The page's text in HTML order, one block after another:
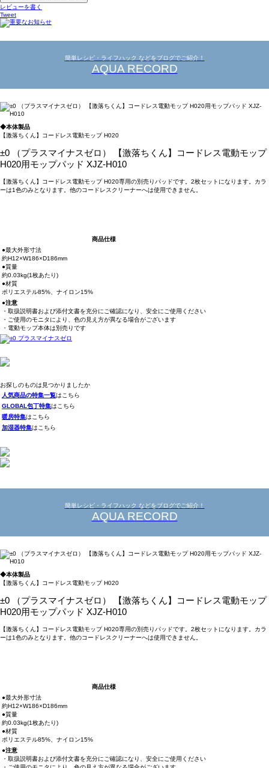
レビューを書く
Tweet
簡単レシピ・ライフハック などをブログでご紹介！
AQUA RECORD
◆本体製品
【激落ちくん】コードレス電動モップ H020
±0 （プラスマイナスゼロ） 【激落ちくん】コードレス電動モップ
H020用モップパッド XJZ-H010
【激落ちくん】コードレス電動モップ H020専用の別売りパッドです。2枚セットになります。カラ
ーは1色のみとなります。他のコードレスクリーナーへは使用できません。
商品仕様
●最大外形寸法
約H12×W186×D186mm
●質量
約0.03kg(1枚あたり)
●材質
ポリエステル85%、ナイロン15%
●注意
・取扱説明書および添付文書を充分にご確認になり、安全にご使用ください
・ご使用のモニタにより、色の見え方が異なる場合がございます
・電動モップ本体は別売りです
お探しのものは見つかりましたか
人気商品の特集一覧はこちら
GLOBAL包丁特集はこちら
暖房特集はこちら
加湿器特集はこちら
簡単レシピ・ライフハック などをブログでご紹介！
AQUA RECORD
◆本体製品
【激落ちくん】コードレス電動モップ H020
±0 （プラスマイナスゼロ） 【激落ちくん】コードレス電動モップ
H020用モップパッド XJZ-H010
【激落ちくん】コードレス電動モップ H020専用の別売りパッドです。2枚セットになります。カラ
ーは1色のみとなります。他のコードレスクリーナーへは使用できません。
商品仕様
●最大外形寸法
約H12×W186×D186mm
●質量
約0.03kg(1枚あたり)
●材質
ポリエステル85%、ナイロン15%
●注意
・取扱説明書および添付文書を充分にご確認になり、安全にご使用ください